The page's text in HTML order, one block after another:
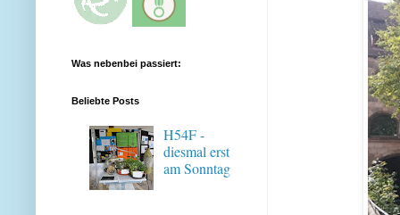
Was nebenbei passiert:
Beliebte Posts
H54F -
diesmal erst
am Sonntag